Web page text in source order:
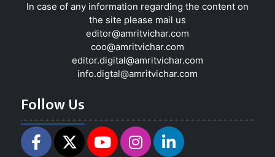
In case of any information regarding the content on
the site please mail us
editor@amritvichar.com
coo@amritvichar.com
editor.digital@amritvichar.com
info.digtal@amritvichar.com
Follow Us